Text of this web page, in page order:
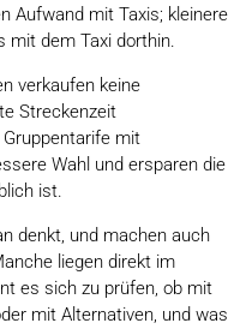
Aufwand mit Taxis; kleinere
mit dem Taxi dorthin.
verkaufen keine
Streckenzeit
mit
Wahl und ersparen die
ist.
denkt, und machen auch
liegen direkt im
es sich zu prüfen, ob mit
mit Alternativen, und was